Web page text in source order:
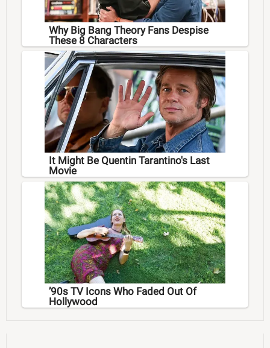
Why Big Bang Theory Fans Despise
These 8 Characters
It Might Be Quentin Tarantino's Last
Movie
’90s TV Icons Who Faded Out Of
Hollywood